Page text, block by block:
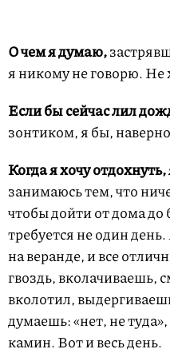
О чем я думаю,
я никому не говорю. Не
Если бы сейчас лил
зонтиком, я бы,
Когда я хочу
занимаюсь тем, что
чтобы дойти от дома
требуется не один
на веранде, и все
гвоздь, вколачиваешь,
вколотил,
думаешь: «нет, не
камин. Вот и весь день.